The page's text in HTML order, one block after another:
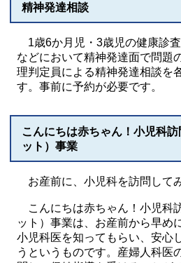
精神発達相談
1歳6か月児・3歳児の健康診
などにおいて精神発達面で問題
理判定員による精神発達相談を
す。事前に予約が必要です。
こんにちは赤ちゃん！小児科
ット）事業
お産前に、小児科を訪問して
こんにちは赤ちゃん！小児科
ット）事業は、お産前から早め
小児科医を知ってもらい、安心
うというものです。産婦人科医